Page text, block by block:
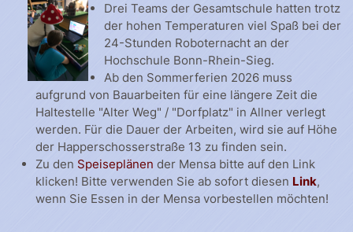
Drei Teams der Gesamtschule hatten trotz
der hohen Temperaturen viel Spaß bei der
24-Stunden Roboternacht an der
Hochschule Bonn-Rhein-Sieg.
Ab den Sommerferien 2026 muss
aufgrund von Bauarbeiten für eine längere Zeit die
Haltestelle "Alter Weg" / "Dorfplatz" in Allner verlegt
werden. Für die Dauer der Arbeiten, wird sie auf Höhe
der Happerschosserstraße 13 zu finden sein.
Zu den Speiseplänen der Mensa bitte auf den Link
klicken! Bitte verwenden Sie ab sofort diesen Link,
wenn Sie Essen in der Mensa vorbestellen möchten!